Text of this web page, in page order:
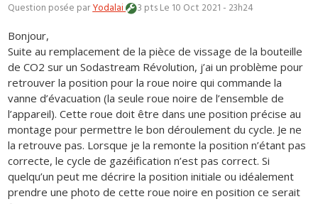
Question posée parYodalai 3 ptsLe 10 Oct 2021 - 23h24
Bonjour,
Suite au remplacement de la pièce de vissage de la bouteille
de CO2 sur un Sodastream Révolution, j’ai un problème pour
retrouver la position pour la roue noire qui commande la
vanne d’évacuation (la seule roue noire de l’ensemble de
l’appareil). Cette roue doit être dans une position précise au
montage pour permettre le bon déroulement du cycle. Je ne
la retrouve pas. Lorsque je la remonte la position n’étant pas
correcte, le cycle de gazéification n’est pas correct. Si
quelqu’un peut me décrire la position initiale ou idéalement
prendre une photo de cette roue noire en position ce serait